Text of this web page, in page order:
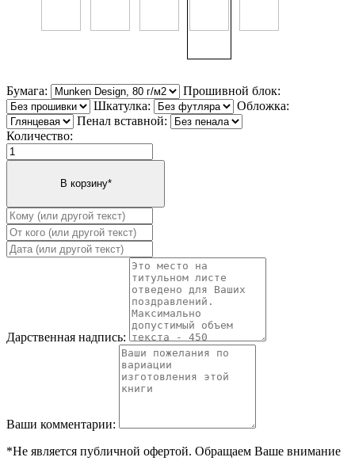
Бумага:
Прошивной блок:
Шкатулка:
Обложка:
Пенал вставной:
Количество:
Дарственная надпись:
Ваши комментарии:
*Не является публичной офертой. Обращаем Ваше внимание